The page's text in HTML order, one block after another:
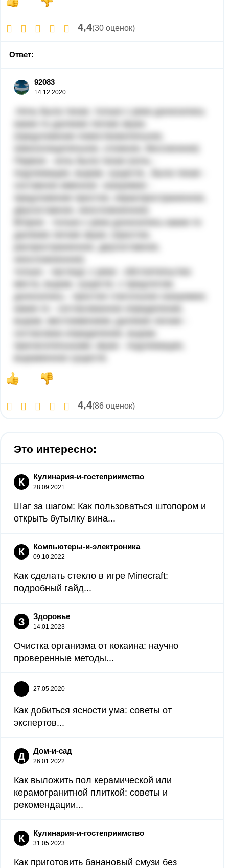
4,4(30 оценок)
Ответ:
92083
14.12.2020
.Ночь была тихая, только с реки доносились
прилагательными; звуки - подлежащее,
4,4(86 оценок)
Это интересно:
К Кулинария-и-гостеприимство
28.09.2021
Шаг за шагом: Как пользоваться штопором и
открыть бутылку вина...
К Компьютеры-и-электроника
09.10.2022
Как сделать стекло в игре Minecraft:
подробный гайд...
З Здоровье
14.01.2023
Очистка организма от кокаина: научно
проверенные методы...
27.05.2020
Как добиться ясности ума: советы от
экспертов...
Д Дом-и-сад
26.01.2022
Как выложить пол керамической или
керамогранитной плиткой: советы и
рекомендации...
К Кулинария-и-гостеприимство
31.05.2023
Как приготовить банановый смузи без